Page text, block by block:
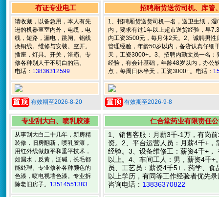
有证专业电工
请收藏，以备急用，本人有先
进的机器查室内外，电缆，电
线，短路，漏电，跳闸。铝线
换铜线。维修与安装。空开。
插座，灯具。开关，浴霸。专
修各种别人干不明白的活。
电话： 13836312599
有效期至2026-8-20
招聘厢货送货司机、库管
1、招聘厢货送货司机一名，送卫生纸，
内，要求有过1年以上超市送货经验，早
内工资3500元，每月休2天。2、诚聘男性
管理经验，年龄50岁以内，备货认真仔细
天，工资3000+。3、招聘内勤文员一名：
经验，有会计基础，年龄48岁以内，办公
点，每周日休半天，工资3000+。电话：
有效期至2026-9-8
专业刮大白、喷乳胶漆
从事刮大白二十几年，新房精
装修，旧房翻新，喷乳胶漆，
用红外线做超平和垂平技术，
如漏水，反黄，泛碱，长毛都
能处理。专业修补各种颜色的
色漆，喷电视墙色漆。专业拆
除老旧房子。 13514551383
仁合堂药业有限责任
1、销售客服：月薪3千-1万，有岗
资。2、平台运营人员：月薪4千+，
经验。3、设备维修工：薪资4千+，
以上。4、车间工人：男，薪资4千+
员、工艺员：薪资4千5+，药学、食
以上学历，有同等工作经验者优先
咨询电话： 13836370822